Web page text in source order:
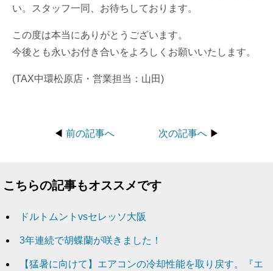
い。スタッフ一同、お待ちしております。
この度は本当にありがとうございます。
今後とも永いお付き合いをよろしくお願いいたします。
(TAX中環松原店・営業担当：山田)
◀ 前の記事へ 次の記事へ ▶
こちらの記事もオススメです
ドルトムントvsセレッソ大阪
3年連続で胡蝶蘭が咲きました！
【猛暑に向けて】エアコンの冷却性能を取り戻す。『エ